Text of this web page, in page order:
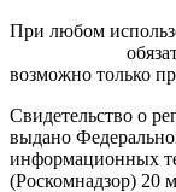
При любом
возможно только
Свидетельство о
выдано
информационных
(Роскомнадзор) 20